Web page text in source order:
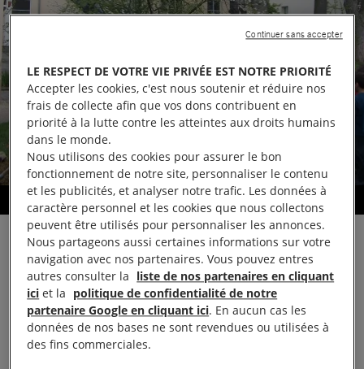
Arbre des droits Humains
La vie du groupe
LE RESPECT DE VOTRE VIE PRIVÉE EST NOTRE PRIORITÉ
Accepter les cookies, c'est nous soutenir et réduire nos
frais de collecte afin que vos dons contribuent en
priorité à la lutte contre les atteintes aux droits humains
dans le monde.
Nous utilisons des cookies pour assurer le bon
fonctionnement de notre site, personnaliser le contenu
et les publicités, et analyser notre trafic. Les données à
caractère personnel et les cookies que nous collectons
peuvent être utilisés pour personnaliser les annonces.
Nous partageons aussi certaines informations sur votre
navigation avec nos partenaires. Vous pouvez entres
autres consulter la liste de nos partenaires en cliquant
ici et la politique de confidentialité de notre
partenaire Google en cliquant ici. En aucun cas les
données de nos bases ne sont revendues ou utilisées à
des fins commerciales.
Continuer sans accepter